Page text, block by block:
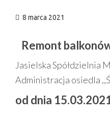
8 marca 2021
Remont
Jasielska Spółdzielnia
Administracja osiedla
od dnia